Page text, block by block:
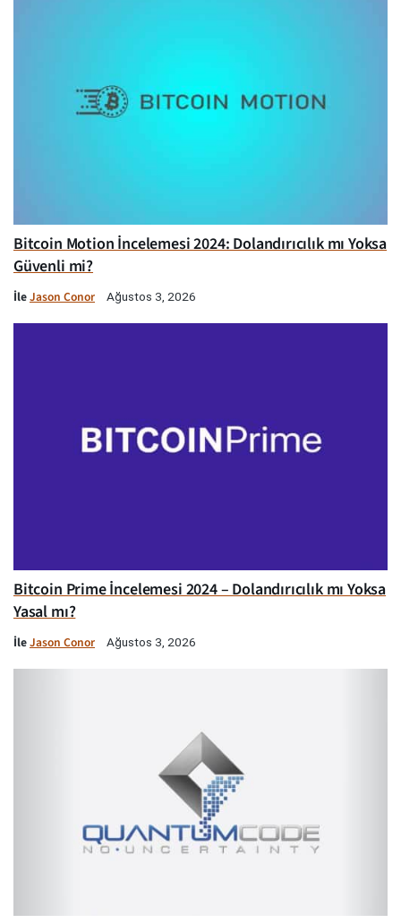
Bitcoin Motion İncelemesi 2024: Dolandırıcılık mı Yoksa
Güvenli mi?
İleJason Conor Ağustos 3, 2026
Bitcoin Prime İncelemesi 2024 – Dolandırıcılık mı Yoksa
Yasal mı?
İleJason Conor Ağustos 3, 2026